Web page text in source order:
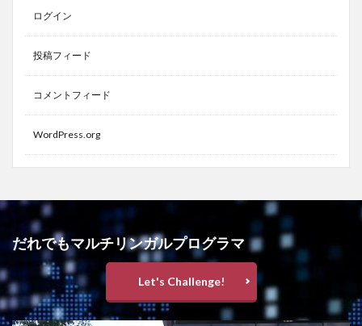
ログイン
投稿フィード
コメントフィード
WordPress.org
だれでもマルチリンガルプログラマ
Let's Challenge!